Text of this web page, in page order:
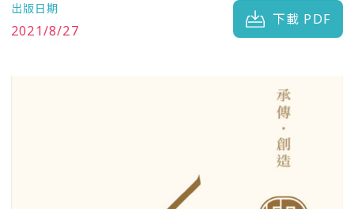
出版日期
2021/8/27
下載 PDF